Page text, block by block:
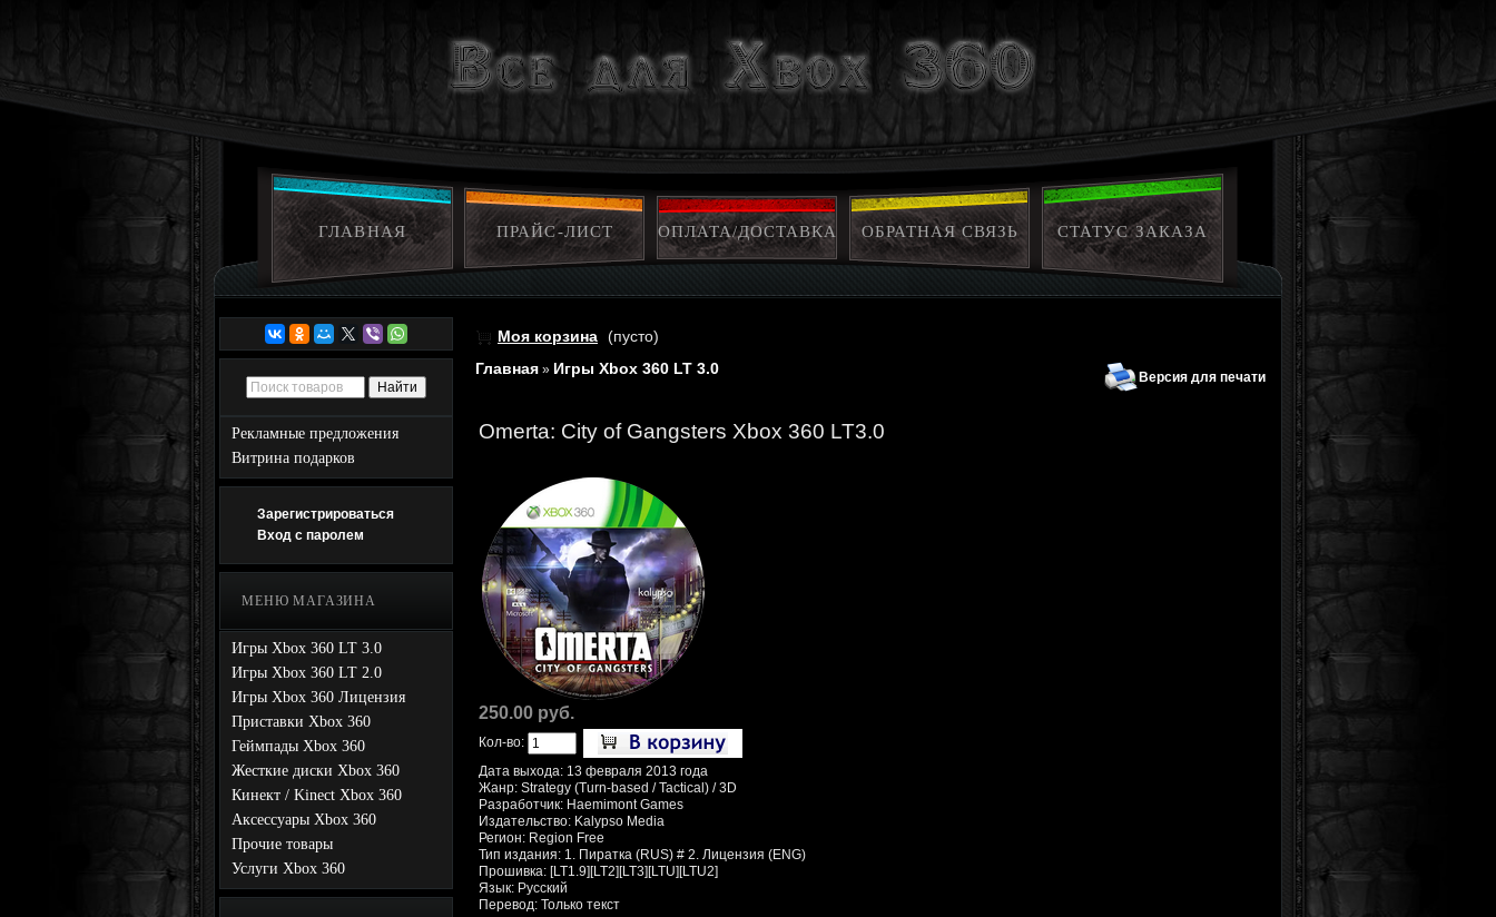
ГЛАВНАЯ ПРАЙС-ЛИСТ ОПЛАТА/ДОСТАВКА ОБРАТНАЯ СВЯЗЬ СТАТУС ЗАКАЗА
Рекламные предложения
Витрина подарков
Зарегистрироваться
Вход с паролем
МЕНЮ МАГАЗИНА
Игры Xbox 360 LT 3.0
Игры Xbox 360 LT 2.0
Игры Xbox 360 Лицензия
Приставки Xbox 360
Геймпады Xbox 360
Жесткие диски Xbox 360
Кинект / Kinect Xbox 360
Аксессуары Xbox 360
Прочие товары
Услуги Xbox 360
Моя корзина (пусто)
Главная » Игры Xbox 360 LT 3.0 Версия для печати
Omerta: City of Gangsters Xbox 360 LT3.0
250.00 руб.
Кол-во:
Дата выхода: 13 февраля 2013 года
Жанр: Strategy (Turn-based / Tactical) / 3D
Разработчик: Haemimont Games
Издательство: Kalypso Media
Регион: Region Free
Тип издания: 1. Пиратка (RUS) # 2. Лицензия (ENG)
Прошивка: [LT1.9][LT2][LT3][LTU][LTU2]
Язык: Русский
Перевод: Только текст